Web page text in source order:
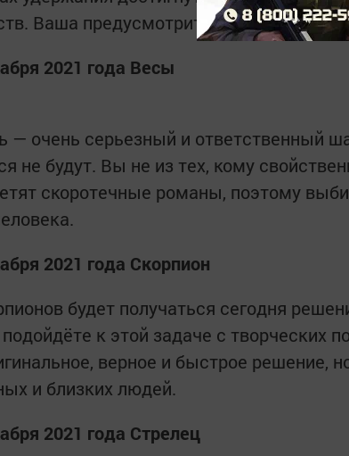
Ваша предусмотрительность
2021 года Весы
— очень серьезный и ответственный
не будут. Вы не из тех, кому
скоротечные романы, поэтому
2021 года Скорпион
будет получаться сегодня
к этой задаче с творческих
верное и быстрое решение,
и близких людей.
2021 года Стрелец